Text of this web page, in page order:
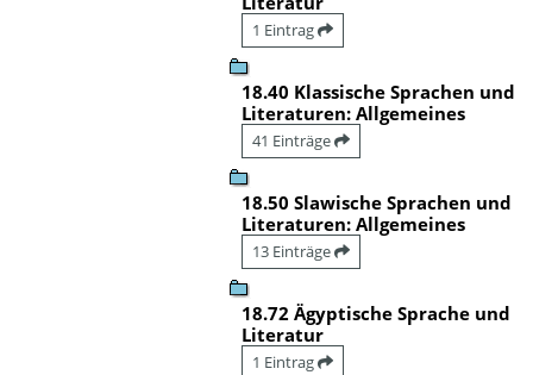
1 Eintrag
18.40 Klassische Sprachen und
Literaturen: Allgemeines
41 Einträge
18.50 Slawische Sprachen und
Literaturen: Allgemeines
13 Einträge
18.72 Ägyptische Sprache und
Literatur
1 Eintrag